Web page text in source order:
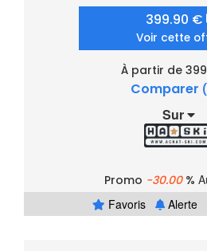
399.90 €
Voir cette
À partir de
Comparer
Sur
Promo -30.00%
Favoris
Alerte